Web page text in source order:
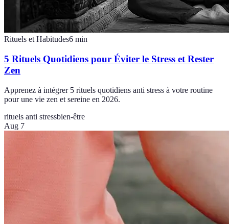
Rituels et Habitudes6 min
5 Rituels Quotidiens pour Éviter le Stress et Rester
Zen
Apprenez à intégrer 5 rituels quotidiens anti stress à votre routine
pour une vie zen et sereine en 2026.
rituels anti stressbien-être
Aug 7